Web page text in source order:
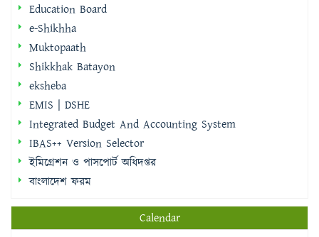
Education Board
e-Shikhha
Muktopaath
Shikkhak Batayon
eksheba
EMIS | DSHE
Integrated Budget And Accounting System
IBAS++ Version Selector
ইমিগ্রেশন ও পাসপোর্ট অধিদপ্তর
বাংলাদেশ ফরম
Calendar